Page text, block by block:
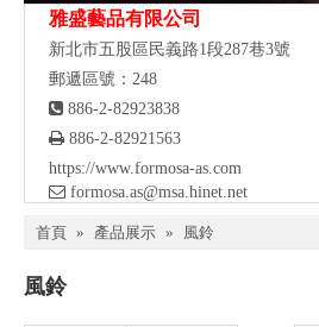
雅盛藝品有限公司
新北市五股區民義路1段287巷3號
郵遞區號：248
 886-2-82923838
 886-2-82921563
https://www.formosa-as.com
 formosa.as@msa.hinet.net
首頁 » 產品展示 » 風鈴
風鈴